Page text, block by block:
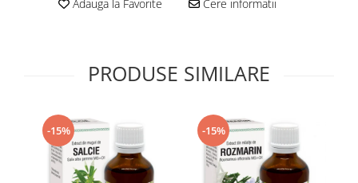
Supliment Vitamina D3
Supliment Zinc
Tuse gat si respiratie
Vitamine si minerale
Adauga la Favorite Cere informatii
PRODUSE SIMILARE
-15% -15%